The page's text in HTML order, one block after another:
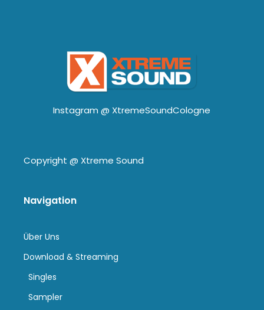
Instagram @ XtremeSoundCologne
Copyright @ Xtreme Sound
Navigation
Über Uns
Download & Streaming
Singles
Sampler